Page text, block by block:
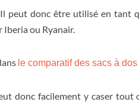
peut donc être utilisé en tant
Iberia ou Ryanair.
le comparatif des sacs à
donc facilement y caser